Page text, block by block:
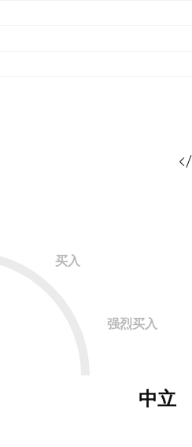
买入
强烈买入
中立